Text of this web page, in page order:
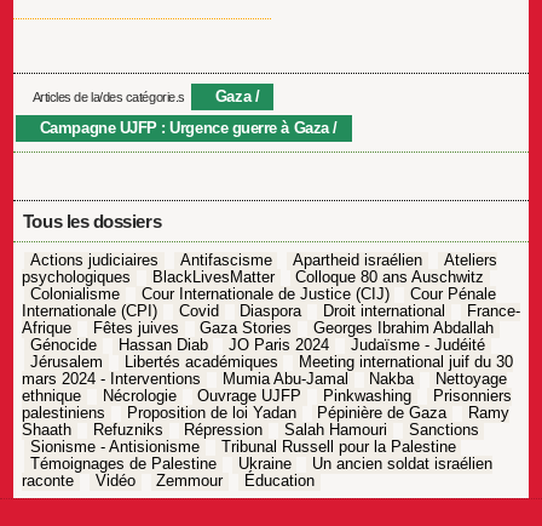
Articles de la/des catégorie.s
Gaza
Campagne UJFP : Urgence guerre à Gaza
Tous les dossiers
Actions judiciaires Antifascisme Apartheid israélien
Ateliers
psychologiques
BlackLivesMatter
Colloque 80 ans Auschwitz
Colonialisme
Cour Internationale de Justice (CIJ)
Cour Pénale
Internationale (CPI)
Covid Diaspora Droit international
France-
Afrique
Fêtes juives Gaza Stories
Georges Ibrahim Abdallah
Génocide
Hassan Diab JO Paris 2024
Judaïsme - Judéité
Jérusalem
Libertés académiques
Meeting international juif du 30
mars 2024 - Interventions
Mumia Abu-Jamal Nakba
Nettoyage
ethnique
Nécrologie Ouvrage UJFP Pinkwashing
Prisonniers
palestiniens
Proposition de loi Yadan Pépinière de Gaza
Ramy
Shaath
Refuzniks Répression Salah Hamouri
Sanctions
Sionisme - Antisionisme
Tribunal Russell pour la Palestine
Témoignages de Palestine
Ukraine
Un ancien soldat israélien
raconte
Vidéo Zemmour Éducation
Navigation